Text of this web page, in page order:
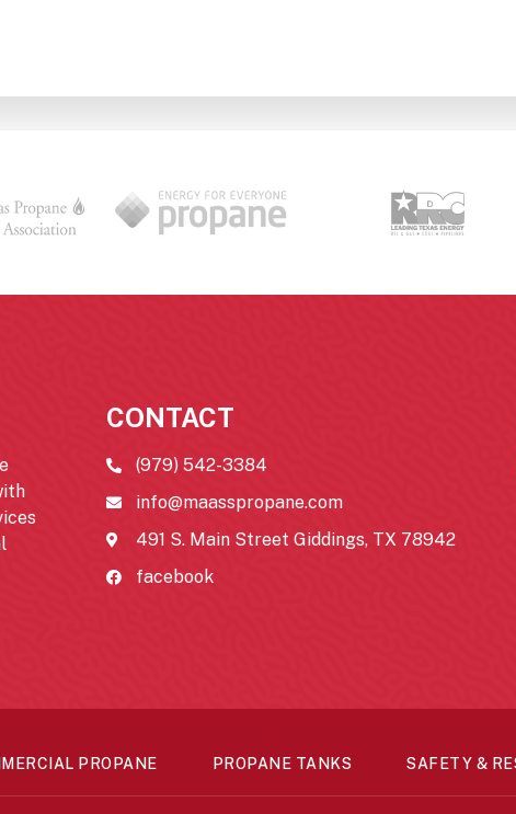
CONTACT
(979) 542-3384
info@maasspropane.com
491 S. Main Street Giddings, TX 78942
facebook
PROPANE PROPANE TANKS SAFETY &